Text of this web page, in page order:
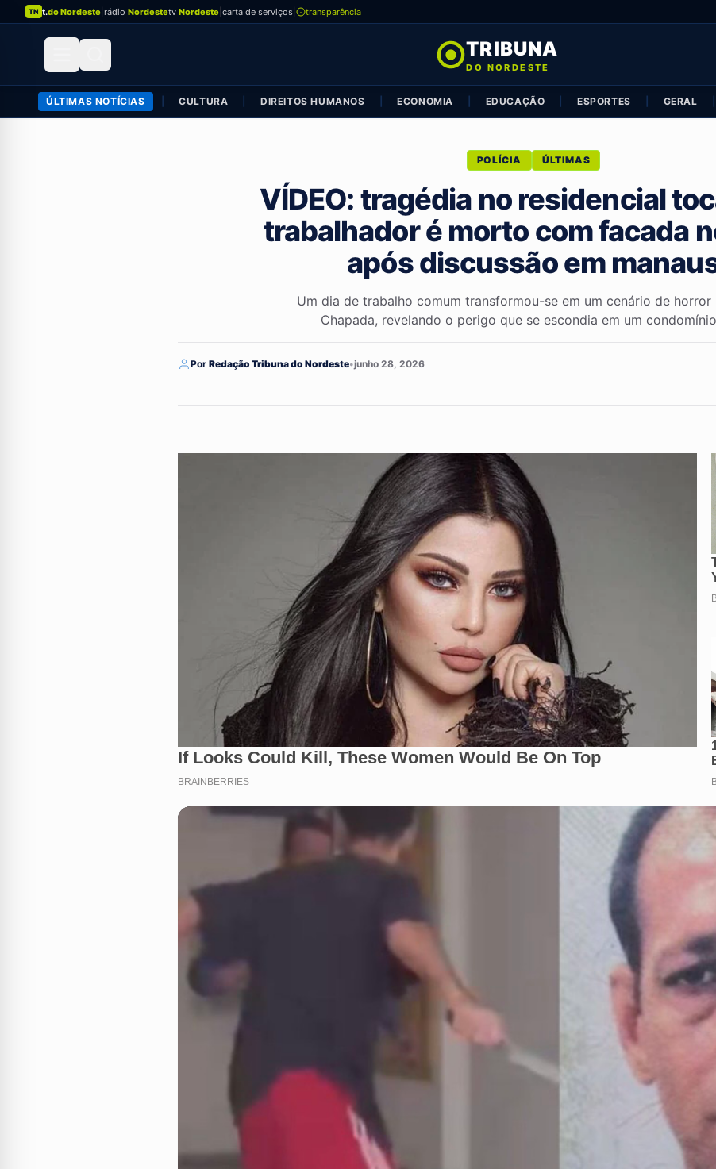
TN t.do Nordeste rádio Nordestetv Nordeste carta de serviços transparência
TRIBUNA
DO NORDESTE
ÚLTIMAS NOTÍCIAS CULTURA DIREITOS HUMANOS ECONOMIA EDUCAÇÃO ESPORTES GERAL
POLÍCIA ÚLTIMAS
VÍDEO: tragédia no residencial
trabalhador é morto com facada
após discussão em
Um dia de trabalho comum transformou-se em um cenário de horror
Chapada, revelando o perigo que se escondia em um
Por Redação Tribuna do Nordeste•junho 28, 2026